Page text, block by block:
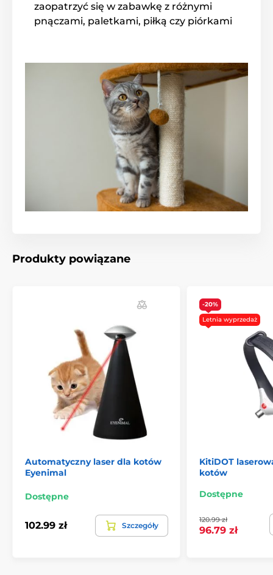
zaopatrzyć się w zabawkę z różnymi
pnączami, paletkami, piłką czy piórkami
Produkty powiązane
Automatyczny laser dla kotów
Eyenimal
Dostępne
102.99 zł Szczegóły
-20%
Letnia wyprzedaż
KitiDOT
kotów
Dostępne
120.99 zł
96.79 zł